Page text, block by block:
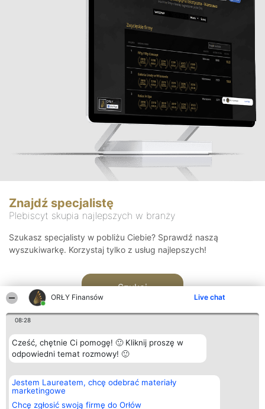
ORŁY Finansów Live chat
08:28
Cześć, chętnie Ci pomogę! 🙂 Kliknij proszę w
odpowiedni temat rozmowy! 🙂
Jestem Laureatem, chcę odebrać materiały
marketingowe
Chcę zgłosić swoją firmę do Orłów
Znajdź specjalistę
Plebiscyt skupia najlepszych w branży
Szukasz specjalisty w pobliżu Ciebie? Sprawdź naszą
wyszukiwarkę. Korzystaj tylko z usług najlepszych!
Szukaj
Organizator plebiscytu
Bright Side Solutions sp. z o.
o. sp. k.
ul. Ruska 22
Plebiscyt
Laureaci
wszystkich
Kontakt
Kontakt